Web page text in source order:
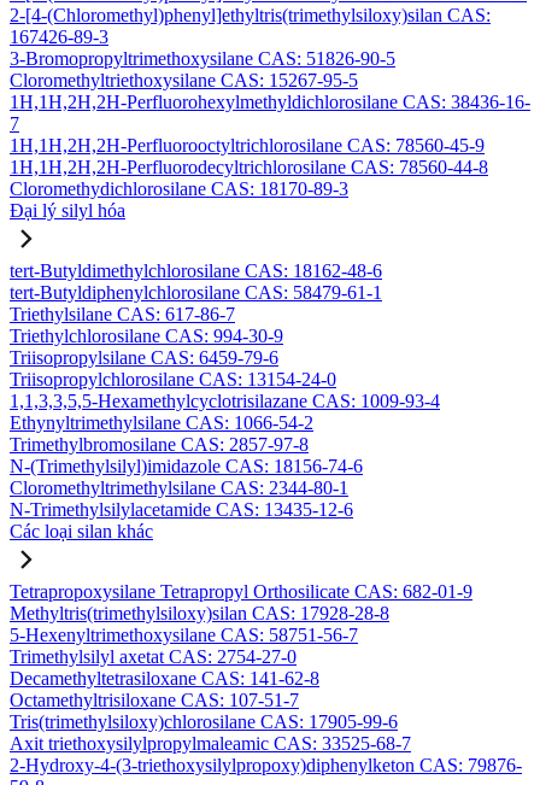
2-[4-(Chloromethyl)phenyl]ethyltris(trimethylsiloxy)silan CAS:
167426-89-3
3-Bromopropyltrimethoxysilane CAS: 51826-90-5
Cloromethyltriethoxysilane CAS: 15267-95-5
1H,1H,2H,2H-Perfluorohexylmethyldichlorosilane CAS: 38436-16-
7
1H,1H,2H,2H-Perfluorooctyltrichlorosilane CAS: 78560-45-9
1H,1H,2H,2H-Perfluorodecyltrichlorosilane CAS: 78560-44-8
Cloromethydichlorosilane CAS: 18170-89-3
Đại lý silyl hóa
tert-Butyldimethylchlorosilane CAS: 18162-48-6
tert-Butyldiphenylchlorosilane CAS: 58479-61-1
Triethylsilane CAS: 617-86-7
Triethylchlorosilane CAS: 994-30-9
Triisopropylsilane CAS: 6459-79-6
Triisopropylchlorosilane CAS: 13154-24-0
1,1,3,3,5,5-Hexamethylcyclotrisilazane CAS: 1009-93-4
Ethynyltrimethylsilane CAS: 1066-54-2
Trimethylbromosilane CAS: 2857-97-8
N-(Trimethylsilyl)imidazole CAS: 18156-74-6
Cloromethyltrimethylsilane CAS: 2344-80-1
N-Trimethylsilylacetamide CAS: 13435-12-6
Các loại silan khác
Tetrapropoxysilane Tetrapropyl Orthosilicate CAS: 682-01-9
Methyltris(trimethylsiloxy)silan CAS: 17928-28-8
5-Hexenyltrimethoxysilane CAS: 58751-56-7
Trimethylsilyl axetat CAS: 2754-27-0
Decamethyltetrasiloxane CAS: 141-62-8
Octamethyltrisiloxane CAS: 107-51-7
Tris(trimethylsiloxy)chlorosilane CAS: 17905-99-6
Axit triethoxysilylpropylmaleamic CAS: 33525-68-7
2-Hydroxy-4-(3-triethoxysilylpropoxy)diphenylketon CAS: 79876-